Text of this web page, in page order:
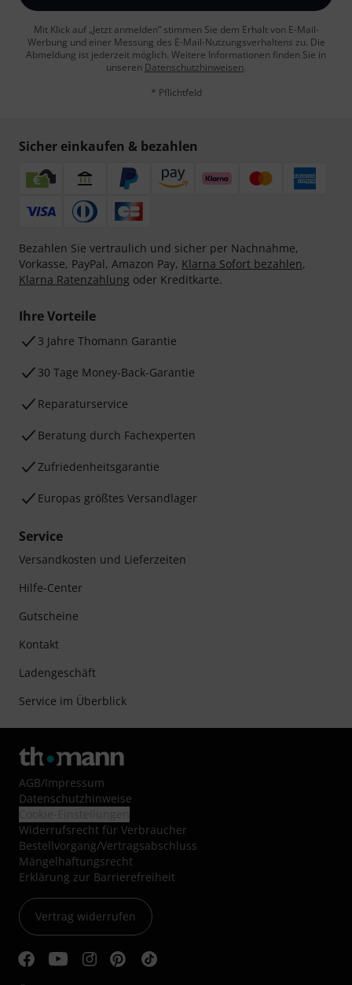
Mit Klick auf „Jetzt anmelden“ stimmen Sie dem Erhalt von E-Mail-
Werbung und einer Messung des E-Mail-Nutzungsverhaltens zu. Die
Abmeldung ist jederzeit möglich. Weitere Informationen finden Sie in
unseren Datenschutzhinweisen.
* Pflichtfeld
Sicher einkaufen & bezahlen
Bezahlen Sie vertraulich und sicher per Nachnahme,
Vorkasse, PayPal, Amazon Pay, Klarna Sofort bezahlen,
Klarna Ratenzahlung oder Kreditkarte.
Ihre Vorteile
3 Jahre Thomann Garantie
30 Tage Money-Back-Garantie
Reparaturservice
Beratung durch Fachexperten
Zufriedenheitsgarantie
Europas größtes Versandlager
Service
Versandkosten und Lieferzeiten
Hilfe-Center
Gutscheine
Kontakt
Ladengeschäft
Service im Überblick
AGB/Impressum
Datenschutzhinweise
Widerrufsrecht für Verbraucher
Bestellvorgang/Vertragsabschluss
Mängelhaftungsrecht
Erklärung zur Barrierefreiheit
Vertrag widerrufen